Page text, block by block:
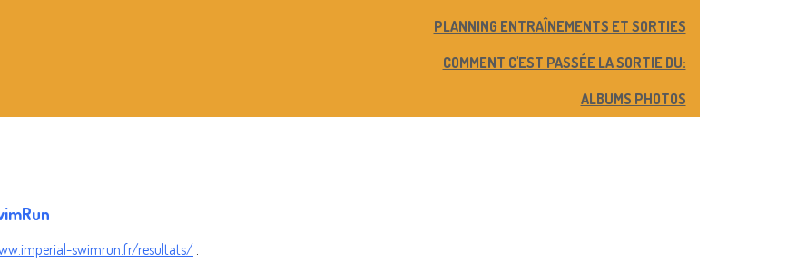
PLANNING ENTRAÎNEMENTS ET SORTIES
COMMENT C'EST PASSÉE LA SORTIE DU:
ALBUMS PHOTOS
swimrun.fr/resultats/.